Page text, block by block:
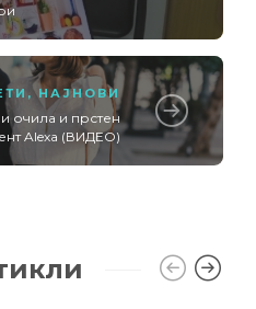
,НАЈНОВИ
очила и прстен
Alexa (ВИДЕО)